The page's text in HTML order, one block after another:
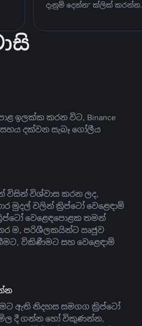
දැනුම් දෙන්න" ක්ලික් කරන්න.
ඉලක්ක කරන විට, Binance
දක්වන සැබෑ ගෝලීය
විසින් විශ්වාස කරන ලද,
මුදල් වලින් ක්‍රිප්ටෝ වෙළෙඳාම්
වෙළෙඳපොළක තමන්
ම, පරිශීලකයින්ට ඍජුව
විකිණීමට සහ වෙළෙඳාම්
ඇති නිදහස සමගග ක්‍රිප්ටෝ
මිල දී ගන්න හෝ විකුණන්න,